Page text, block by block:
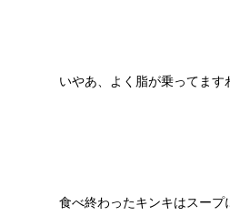
いやあ、よく脂が乗ってま
食べ終わったキンキはスープ